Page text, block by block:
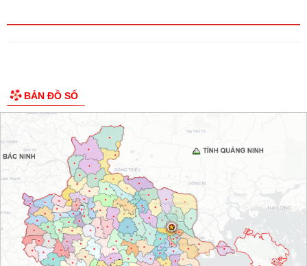
BẢN ĐỒ SỐ